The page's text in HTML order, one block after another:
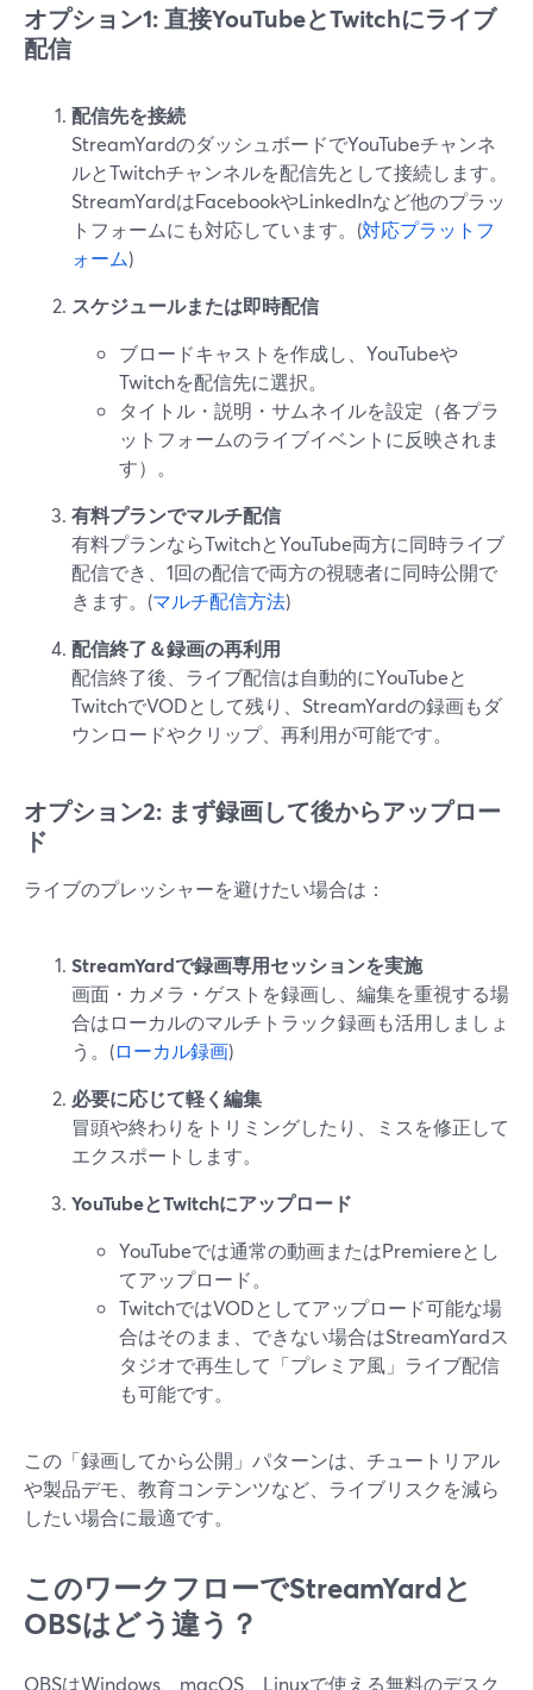
オプション1: 直接YouTubeとTwitchにライブ
配信
配信先を接続
StreamYardのダッシュボードでYouTubeチャンネ
ルとTwitchチャンネルを配信先として接続します。
StreamYardはFacebookやLinkedInなど他のプラッ
トフォームにも対応しています。(対応プラットフ
ォーム)
スケジュールまたは即時配信
ブロードキャストを作成し、YouTubeや
Twitchを配信先に選択。
タイトル・説明・サムネイルを設定（各プラ
ットフォームのライブイベントに反映されま
す）。
有料プランでマルチ配信
有料プランならTwitchとYouTube両方に同時ライブ
配信でき、1回の配信で両方の視聴者に同時公開で
きます。(マルチ配信方法)
配信終了＆録画の再利用
配信終了後、ライブ配信は自動的にYouTubeと
TwitchでVODとして残り、StreamYardの録画もダ
ウンロードやクリップ、再利用が可能です。
オプション2: まず録画して後からアップロー
ド
ライブのプレッシャーを避けたい場合は：
StreamYardで録画専用セッションを実施
画面・カメラ・ゲストを録画し、編集を重視する場
合はローカルのマルチトラック録画も活用しましょ
う。(ローカル録画)
必要に応じて軽く編集
冒頭や終わりをトリミングしたり、ミスを修正して
エクスポートします。
YouTubeとTwitchにアップロード
YouTubeでは通常の動画またはPremiereとし
てアップロード。
TwitchではVODとしてアップロード可能な場
合はそのまま、できない場合はStreamYardス
タジオで再生して「プレミア風」ライブ配信
も可能です。
この「録画してから公開」パターンは、チュートリアル
や製品デモ、教育コンテンツなど、ライブリスクを減ら
したい場合に最適です。
このワークフローでStreamYardと
OBSはどう違う？
OBSはWindows、macOS、Linuxで使える無料のデスク